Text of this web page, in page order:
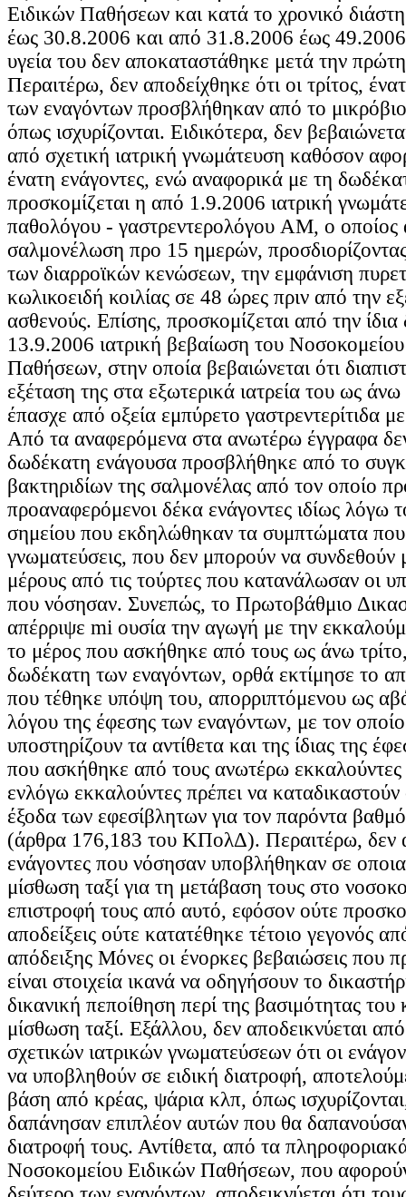
Ειδικών Παθήσεων και κατά το χρονικό
έως 30.8.2006 και από 31.8.2006 έως 49.2006
υγεία του δεν αποκαταστάθηκε μετά την
Περαιτέρω, δεν αποδείχθηκε ότι οι τρίτος,
των εναγόντων προσβλήθηκαν από το
όπως ισχυρίζονται. Ειδικότερα, δεν
από σχετική ιατρική γνωμάτευση καθόσον
ένατη ενάγοντες, ενώ αναφορικά με τη
προσκομίζεται η από 1.9.2006 ιατρική
παθολόγου - γαστρεντερολόγου AM, ο οποίος
σαλμονέλωση προ 15 ημερών,
των διαρροϊκών κενώσεων, την εμφάνιση
κωλικοειδή κοιλίας σε 48 ώρες πριν από την
ασθενούς. Επίσης, προσκομίζεται από την ίδια
13.9.2006 ιατρική βεβαίωση του
Παθήσεων, στην οποία βεβαιώνεται ότι
εξέταση της στα εξωτερικά ιατρεία του ως
έπασχε από οξεία εμπύρετο γαστρεντερίτιδα
Από τα αναφερόμενα στα ανωτέρω έγγραφα
δωδέκατη ενάγουσα προσβλήθηκε από το
βακτηριδίων της σαλμονέλας από τον οποίο
προαναφερόμενοι δέκα ενάγοντες ιδίως λόγω
σημείου που εκδηλώθηκαν τα συμπτώματα που
γνωματεύσεις, που δεν μπορούν να
μέρους από τις τούρτες που κατανάλωσαν οι
που νόσησαν. Συνεπώς, το Πρωτοβάθμιο
απέρριψε mi ουσία την αγωγή με την
το μέρος που ασκήθηκε από τους ως άνω
δωδέκατη των εναγόντων, ορθά εκτίμησε το
που τέθηκε υπόψη του, απορριπτόμενου ως
λόγου της έφεσης των εναγόντων, με τον
υποστηρίζουν τα αντίθετα και της ίδιας της
που ασκήθηκε από τους ανωτέρω εκκαλούντες
ενλόγω εκκαλούντες πρέπει να καταδικαστούν
έξοδα των εφεσίβλητων για τον παρόντα βαθμό
(άρθρα 176,183 του ΚΠολΔ). Περαιτέρω, δεν
ενάγοντες που νόσησαν υποβλήθηκαν σε
μίσθωση ταξί για τη μετάβαση τους στο
επιστροφή τους από αυτό, εφόσον ούτε
αποδείξεις ούτε κατατέθηκε τέτοιο γεγονός
απόδειξης Μόνες οι ένορκες βεβαιώσεις που
είναι στοιχεία ικανά να οδηγήσουν το
δικανική πεποίθηση περί της βασιμότητας του
μίσθωση ταξί. Εξάλλου, δεν αποδεικνύεται
σχετικών ιατρικών γνωματεύσεων ότι οι
να υποβληθούν σε ειδική διατροφή,
βάση από κρέας, ψάρια κλπ, όπως
δαπάνησαν επιπλέον αυτών που θα
διατροφή τους. Αντίθετα, από τα
Νοσοκομείου Ειδικών Παθήσεων, που